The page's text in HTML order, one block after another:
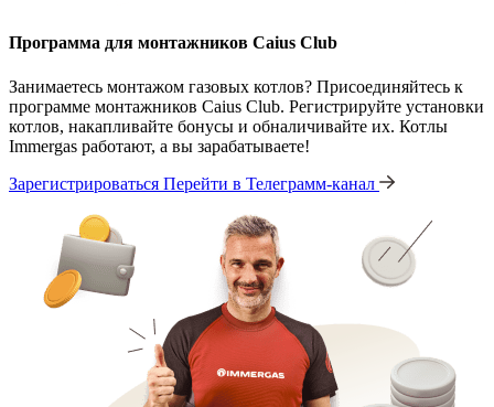
Программа для монтажников Caius Club
Занимаетесь монтажом газовых котлов? Присоединяйтесь к
программе монтажников Caius Club. Регистрируйте установки
котлов, накапливайте бонусы и обналичивайте их. Котлы
Immergas работают, а вы зарабатываете!
Зарегистрироваться Перейти в Телеграмм-канал